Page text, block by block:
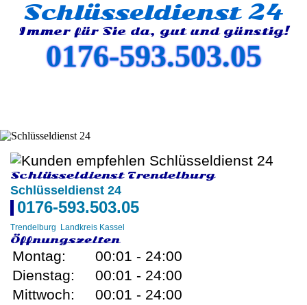
Schlüsseldienst 24
Immer für Sie da, gut und günstig!
0176-593.503.05
Schlüsseldienst Trendelburg
Schlüsseldienst 24
0176-593.503.05
Trendelburg Landkreis Kassel
Öffnungszeiten
Montag:
00:01 - 24:00
Dienstag:
00:01 - 24:00
Mittwoch:
00:01 - 24:00